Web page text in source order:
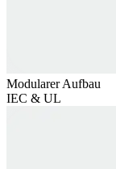
Modularer Aufbau
IEC & UL